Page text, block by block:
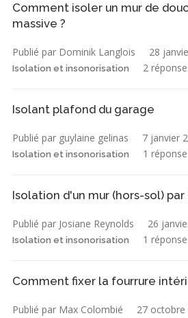
Comment isoler un mur de
massive ?
Publié par Dominik Langlois 28
Isolation et insonorisation 2
Isolant plafond du garage
Publié par guylaine gelinas 7 janvier
Isolation et insonorisation 1 réponse
Isolation d'un mur (hors-sol)
Publié par Josiane Reynolds 26
Isolation et insonorisation 1 réponse
Comment fixer la fourrure
Publié par Max Colombié 27 octobre